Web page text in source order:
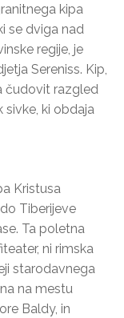
kipa
se dviga nad
regije, je
Sereniss. Kip,
čudovit razgled
sivke, ki obdaja
Kristusa
Tiberijeve
Ta poletna
ni rimska
starodavnega
na mestu
Baldy, in